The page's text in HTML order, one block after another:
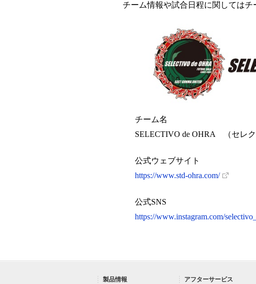
チーム情報や試合日程に関してはチ
チーム名
SELECTIVO de OHRA （セレ
公式ウェブサイト
https://www.std-ohra.com/
公式SNS
https://www.instagram.com/
製品情報
アフターサービス